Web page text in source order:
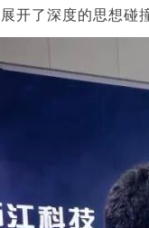
展开了深度的思想碰